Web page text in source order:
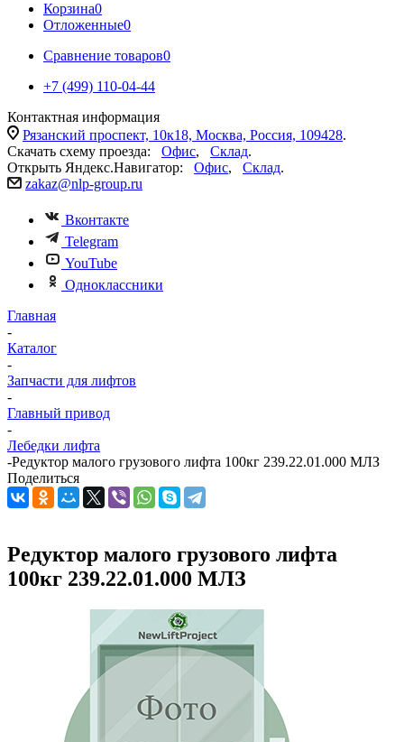
Корзина0
Отложенные0
Сравнение товаров0
+7 (499) 110-04-44
Контактная информация
Рязанский проспект, 10к18, Москва, Россия, 109428.
Скачать схему проезда: Офис, Склад.
Открыть Яндекс.Навигатор: Офис, Склад.
zakaz@nlp-group.ru
Вконтакте
Telegram
YouTube
Одноклассники
Главная
-
Каталог
-
Запчасти для лифтов
-
Главный привод
-
Лебедки лифта
-Редуктор малого грузового лифта 100кг 239.22.01.000 МЛЗ
Поделиться
Редуктор малого грузового лифта
100кг 239.22.01.000 МЛЗ